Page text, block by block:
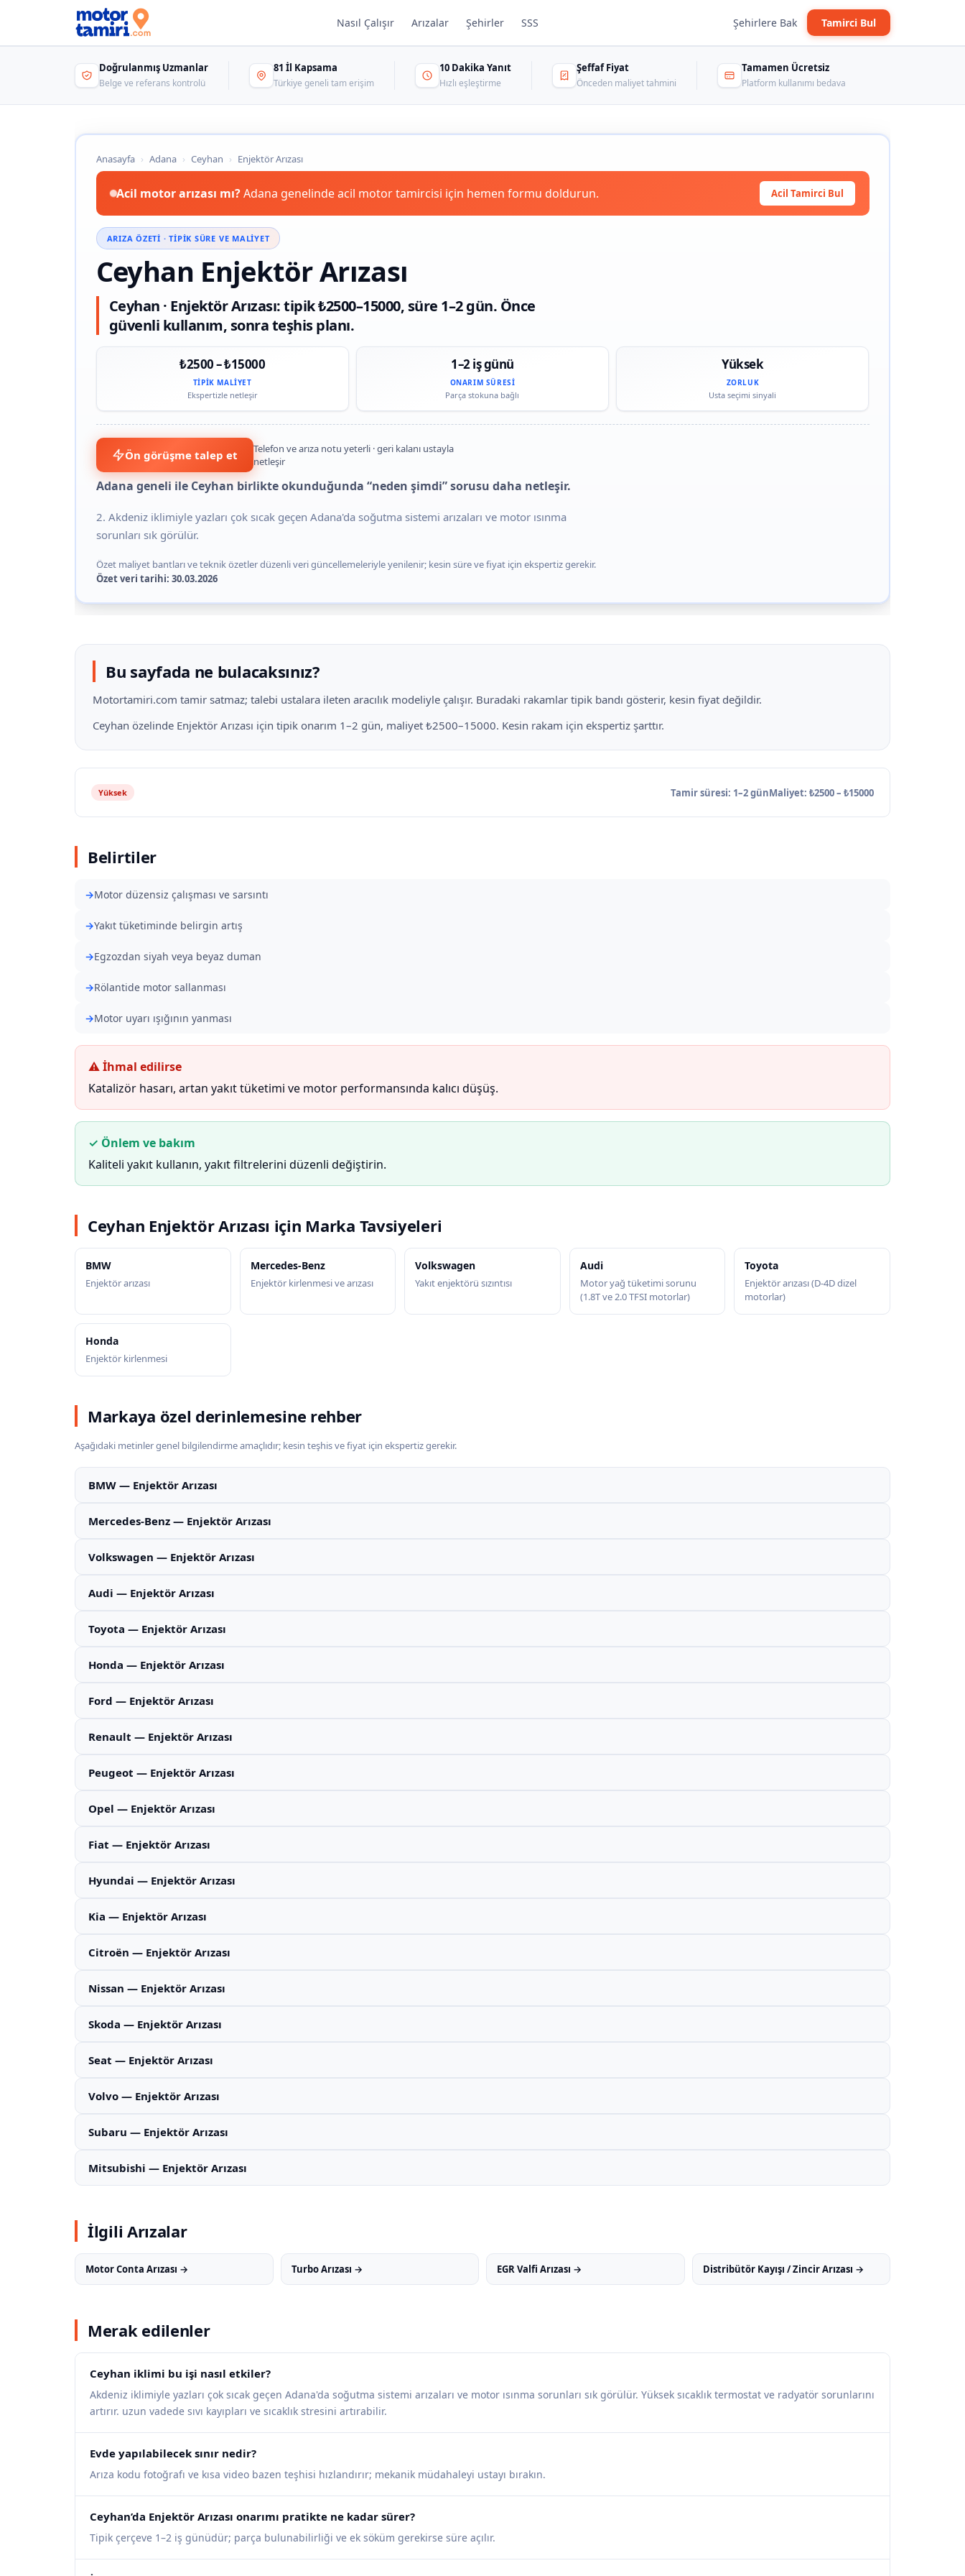
Nasıl Çalışır Arızalar Şehirler SSS Şehirlere Bak Tamirci Bul
Doğrulanmış Uzmanlar
Belge ve referans kontrolü
81 İl Kapsama
Türkiye geneli tam erişim
10 Dakika Yanıt
Hızlı eşleştirme
Şeffaf Fiyat
Önceden maliyet tahmini
Tamamen Ücretsiz
Platform kullanımı bedava
Anasayfa › Adana › Ceyhan › Enjektör Arızası
Acil motor arızası mı?Adana genelinde acil motor tamircisi için hemen formu doldurun. Acil Tamirci Bul
ARIZA ÖZETI · TIPIK SÜRE VE MALIYET
Ceyhan Enjektör Arızası
Ceyhan · Enjektör Arızası: tipik ₺2500–15000, süre 1–2 gün. Önce
güvenli kullanım, sonra teşhis planı.
₺2500 – ₺15000
TIPIK MALIYET
Ekspertizle netleşir
1–2 iş günü
ONARIM SÜRESI
Parça stokuna bağlı
Yüksek
ZORLUK
Usta seçimi sinyali
Ön görüşme talep et
Telefon ve arıza notu yeterli · geri kalanı ustayla
netleşir
Adana geneli ile Ceyhan birlikte okunduğunda “neden şimdi” sorusu daha netleşir.
2. Akdeniz iklimiyle yazları çok sıcak geçen Adana'da soğutma sistemi arızaları ve motor ısınma
sorunları sık görülür.
Özet maliyet bantları ve teknik özetler düzenli veri güncellemeleriyle yenilenir; kesin süre ve fiyat için ekspertiz gerekir.
Özet veri tarihi: 30.03.2026
Bu sayfada ne bulacaksınız?
Motortamiri.com tamir satmaz; talebi ustalara ileten aracılık modeliyle çalışır. Buradaki rakamlar tipik bandı gösterir, kesin fiyat değildir.
Ceyhan özelinde Enjektör Arızası için tipik onarım 1–2 gün, maliyet ₺2500–15000. Kesin rakam için ekspertiz şarttır.
Yüksek Tamir süresi: 1–2 günMaliyet: ₺2500 – ₺15000
Belirtiler
Motor düzensiz çalışması ve sarsıntı
Yakıt tüketiminde belirgin artış
Egzozdan siyah veya beyaz duman
Rölantide motor sallanması
Motor uyarı ışığının yanması
⚠ İhmal edilirse
Katalizör hasarı, artan yakıt tüketimi ve motor performansında kalıcı düşüş.
✓ Önlem ve bakım
Kaliteli yakıt kullanın, yakıt filtrelerini düzenli değiştirin.
Ceyhan Enjektör Arızası için Marka Tavsiyeleri
BMW
Enjektör arızası
Mercedes-Benz
Enjektör kirlenmesi ve arızası
Volkswagen
Yakıt enjektörü sızıntısı
Audi
Motor yağ tüketimi sorunu
(1.8T ve 2.0 TFSI motorlar)
Toyota
Enjektör arızası (D-4D dizel
motorlar)
Honda
Enjektör kirlenmesi
Markaya özel derinlemesine rehber
Aşağıdaki metinler genel bilgilendirme amaçlıdır; kesin teşhis ve fiyat için ekspertiz gerekir.
BMW — Enjektör Arızası
Mercedes-Benz — Enjektör Arızası
Volkswagen — Enjektör Arızası
Audi — Enjektör Arızası
Toyota — Enjektör Arızası
Honda — Enjektör Arızası
Ford — Enjektör Arızası
Renault — Enjektör Arızası
Peugeot — Enjektör Arızası
Opel — Enjektör Arızası
Fiat — Enjektör Arızası
Hyundai — Enjektör Arızası
Kia — Enjektör Arızası
Citroën — Enjektör Arızası
Nissan — Enjektör Arızası
Skoda — Enjektör Arızası
Seat — Enjektör Arızası
Volvo — Enjektör Arızası
Subaru — Enjektör Arızası
Mitsubishi — Enjektör Arızası
İlgili Arızalar
Motor Conta Arızası → Turbo Arızası → EGR Valfi Arızası → Distribütör Kayışı / Zincir Arızası →
Merak edilenler
Ceyhan iklimi bu işi nasıl etkiler?
Akdeniz iklimiyle yazları çok sıcak geçen Adana'da soğutma sistemi arızaları ve motor ısınma sorunları sık görülür. Yüksek sıcaklık termostat ve radyatör sorunlarını
artırır. uzun vadede sıvı kayıpları ve sıcaklık stresini artırabilir.
Evde yapılabilecek sınır nedir?
Arıza kodu fotoğrafı ve kısa video bazen teşhisi hızlandırır; mekanik müdahaleyi ustayı bırakın.
Ceyhan’da Enjektör Arızası onarımı pratikte ne kadar sürer?
Tipik çerçeve 1–2 iş günüdür; parça bulunabilirliği ve ek söküm gerekirse süre açılır.